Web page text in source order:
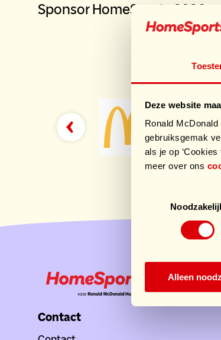
Deze website
Ronald
gebruiksgemak
als je op
meer over ons
Alleen
Sponsor HomeSports 2026
Contact